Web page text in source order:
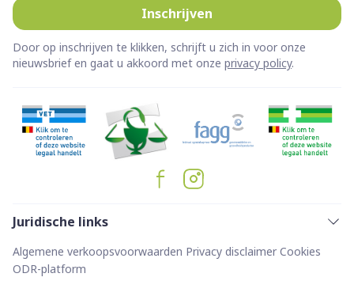
Inschrijven
Door op inschrijven te klikken, schrijft u zich in voor onze
nieuwsbrief en gaat u akkoord met onze privacy policy.
Juridische links
Algemene verkoopsvoorwaarden Privacy disclaimer Cookies
ODR-platform